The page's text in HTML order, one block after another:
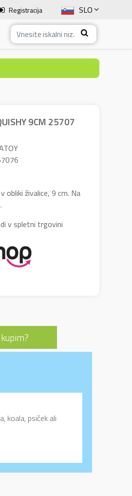
SLO
ENG
ITA
Registracija
9CM 25707
obliki živalice, 9 cm. Na
v spletni trgovini
koala, psiček ali